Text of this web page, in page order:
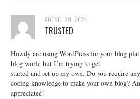
AGOSTO 29, 2025
TRUSTED
Howdy are using WordPress for your blog
blog world but I’m trying to get
started and set up my own. Do you require
coding knowledge to make your own blog?
appreciated!